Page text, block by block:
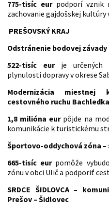
775-tisíc eurpodporí vznik
zachovanie gajdošskej kultúry
PREŠOVSKÝ KRAJ
Odstránenie bodovej
522-tisíc eurje určených
plynulosti dopravy v okrese
Modernizácia miestnej
cestovného ruchu Bachledka
1,8 milióna eurpôjde na
komunikácie k turistickému
Športovo-oddychová zóna –
665-tisíc eurpomôže
zónu v obci Ulič a podporiť
SRDCE ŠIDLOVCA –
Prešov – Šidlovec